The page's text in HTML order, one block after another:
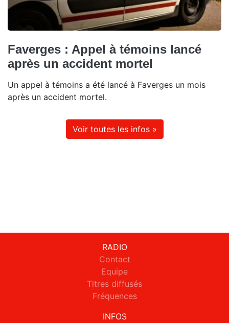
Faverges : Appel à témoins lancé
après un accident mortel
Un appel à témoins a été lancé à Faverges un mois
après un accident mortel.
Voir toutes les infos »
RADIO
Contact
Equipe
Titres diffusés
Fréquences
INFOS